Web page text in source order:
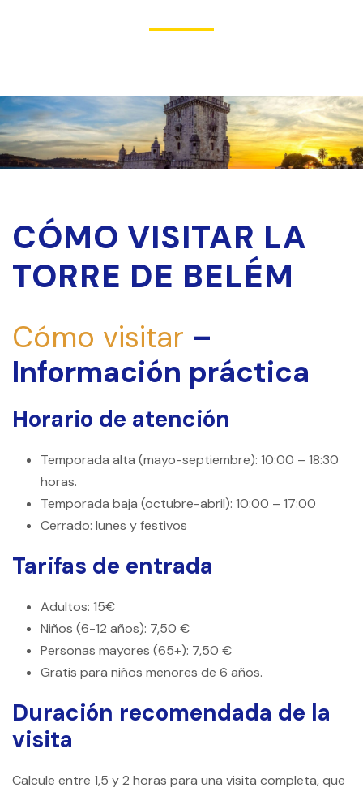
CÓMO VISITAR LA
TORRE DE BELÉM
Cómo visitar –
Información práctica
Horario de atención
Temporada alta (mayo-septiembre): 10:00 – 18:30
horas.
Temporada baja (octubre-abril): 10:00 – 17:00
Cerrado: lunes y festivos
Tarifas de entrada
Adultos: 15€
Niños (6-12 años): 7,50 €
Personas mayores (65+): 7,50 €
Gratis para niños menores de 6 años.
Duración recomendada de la
visita
Calcule entre 1,5 y 2 horas para una visita completa, que